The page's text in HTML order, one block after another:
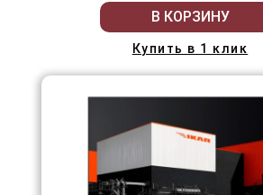
В КОРЗИНУ
Купить в 1 клик